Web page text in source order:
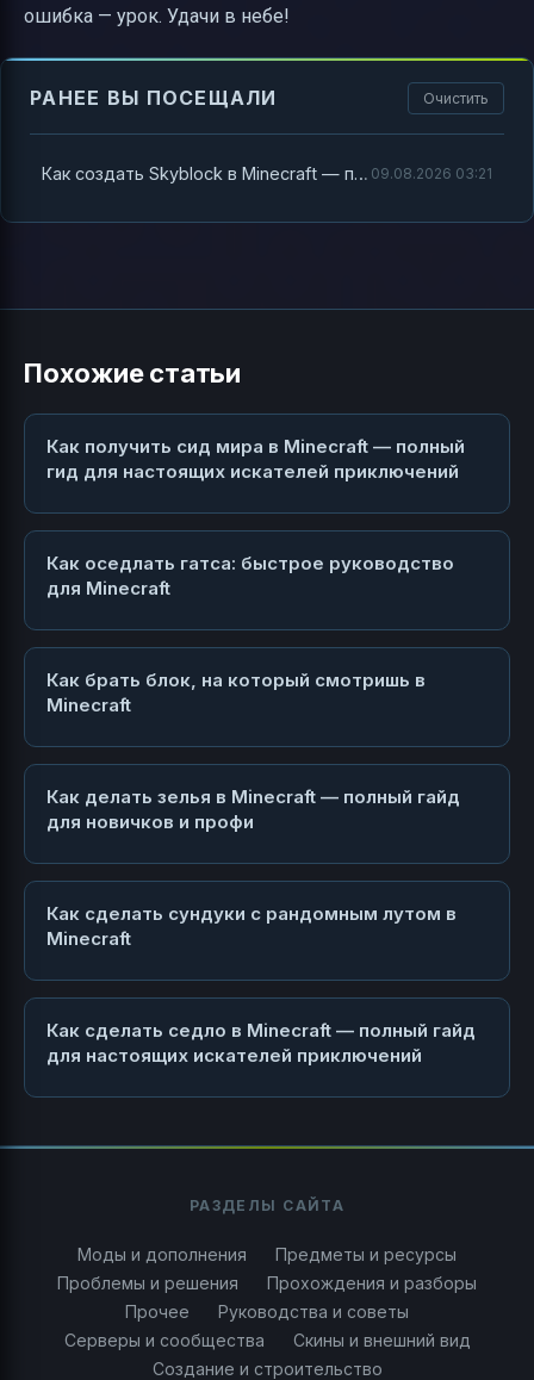
ошибка — урок. Удачи в небе!
РАНЕЕ ВЫ ПОСЕЩАЛИ Очистить
Как создать Skyblock в Minecraft — полное руководство для настоящих выживальщиков 09.08.2026 03:21
Похожие статьи
Как получить сид мира в Minecraft — полный
гид для настоящих искателей приключений
Как оседлать гатса: быстрое руководство
для Minecraft
Как брать блок, на который смотришь в
Minecraft
Как делать зелья в Minecraft — полный гайд
для новичков и профи
Как сделать сундуки с рандомным лутом в
Minecraft
Как сделать седло в Minecraft — полный гайд
для настоящих искателей приключений
РАЗДЕЛЫ САЙТА
Моды и дополнения
Предметы и ресурсы
Проблемы и решения
Прохождения и разборы
Прочее
Руководства и советы
Серверы и сообщества
Скины и внешний вид
Создание и строительство